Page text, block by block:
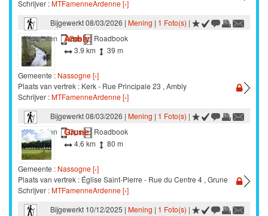
Schrijver :MTFamenneArdenne [›]
Bijgewerkt 08/03/2026 | Mening | 1 Foto(s) |
Wandelen
Gps Roadbook
Ambly
3.9 km 39 m
Gemeente : Nassogne [›]
Plaats van vertrek : Kerk - Rue Principale 23 , Ambly
Schrijver :MTFamenneArdenne [›]
Bijgewerkt 08/03/2026 | Mening | 1 Foto(s) |
Wandelen
Gps Roadbook
Grune
4.6 km 80 m
Gemeente : Nassogne [›]
Plaats van vertrek : Église Saint-Pierre - Rue du Centre 4 , Grune
Schrijver :MTFamenneArdenne [›]
Bijgewerkt 10/12/2025 | Mening | 1 Foto(s) |